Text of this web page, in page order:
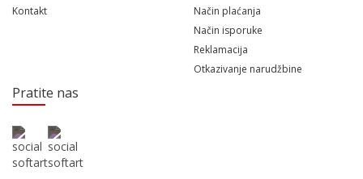
Kontakt
Način plaćanja
Način isporuke
Reklamacija
Otkazivanje narudžbine
Pratite nas